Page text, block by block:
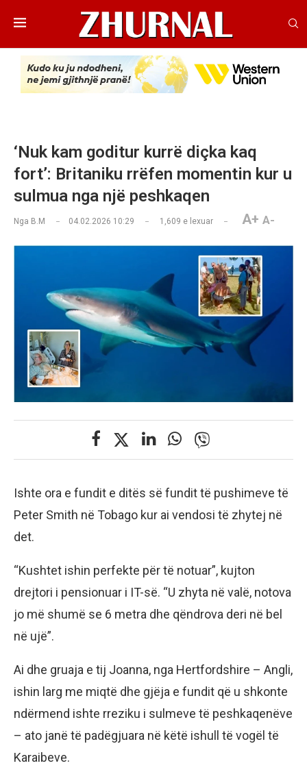
‘Nuk kam goditur kurrë diçka kaq
fort’: Britaniku rrëfen momentin kur u
sulmua nga një peshkaqen
Nga B.M 04.02.2026 10:29 1,609 e lexuar A+ A-
Ishte ora e fundit e ditës së fundit të pushimeve të
Peter Smith në Tobago kur ai vendosi të zhytej në
det.
“Kushtet ishin perfekte për të notuar”, kujton
drejtori i pensionuar i IT-së. “U zhyta në valë, notova
jo më shumë se 6 metra dhe qëndrova deri në bel
në ujë”.
Ai dhe gruaja e tij Joanna, nga Hertfordshire – Angli,
ishin larg me miqtë dhe gjëja e fundit që u shkonte
ndërmend ishte rreziku i sulmeve të peshkaqenëve
– ato janë të padëgjuara në këtë ishull të vogël të
Karaibeve.